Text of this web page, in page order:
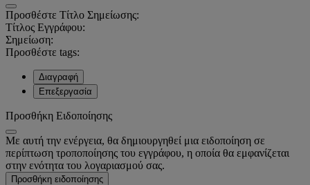
Προσθέστε Τίτλο Σημείωσης:
Τίτλος Εγγράφου:
Σημείωση:
Προσθέστε tags:
Διαγραφή
Επεξεργασία
Προσθήκη Ειδοποίησης
Με αυτή την ενέργεια, θα δημιουργηθεί μια ειδοποίηση σε
περίπτωση τροποποίησης του εγγράφου, η οποία θα εμφανίζεται
στην ενότητα του λογαριασμού σας.
Προσθήκη ειδοποίησης